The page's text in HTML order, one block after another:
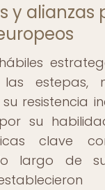
y alianzas
las estepas,
resistencia
su
clave
largo de